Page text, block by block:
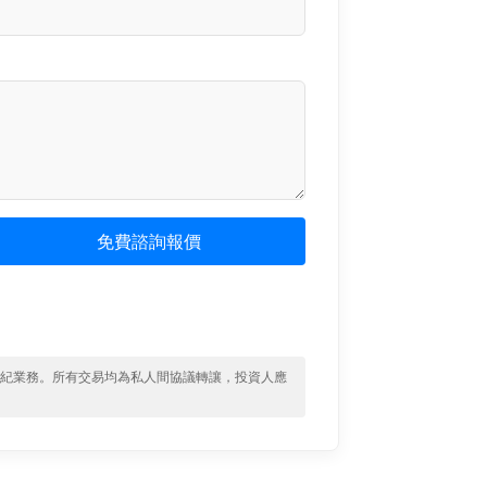
免費諮詢報價
業務。所有交易均為私人間協議轉讓，投資人應